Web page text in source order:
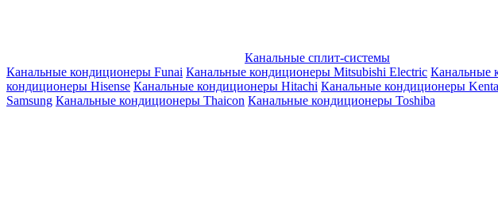
Канальные сплит-системы
Канальные кондиционеры Funai Канальные кондиционеры Mitsubishi Electric Канальные
кондиционеры Hisense Канальные кондиционеры Hitachi Канальные кондиционеры
Samsung Канальные кондиционеры Thaicon Канальные кондиционеры Toshiba